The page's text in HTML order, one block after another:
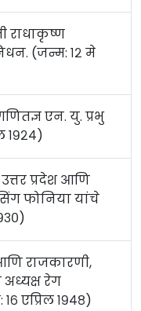
राधाकृष्ण
(जन्म: १२ मे
एन. यु. प्रभु
१९२४)
प्रदेश आणि
फोनिया यांचे
राजकारणी,
अध्यक्ष रेग
एप्रिल १९४८)